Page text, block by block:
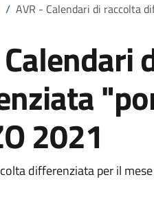
/ AVR - Calendari di raccolta
2021
della
differenziata per il